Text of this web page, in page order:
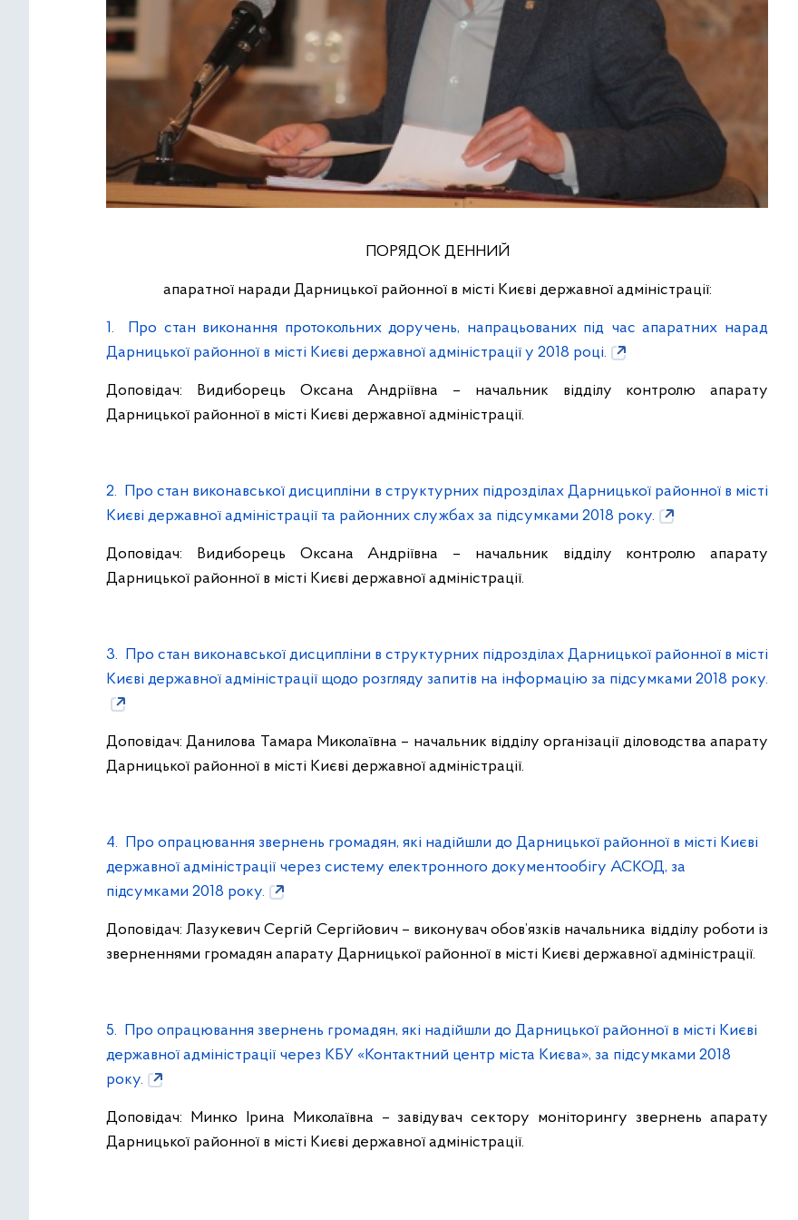
ПОРЯДОК ДЕННИЙ
апаратної наради Дарницької районної в місті Києві державної адміністрації:
1. Про стан виконання протокольних доручень, напрацьованих під час апаратних нарад
Дарницької районної в місті Києві державної адміністрації у 2018 році.
Доповідач: Видиборець Оксана Андріївна – начальник відділу контролю апарату
Дарницької районної в місті Києві державної адміністрації.
2. Про стан виконавської дисципліни в структурних підрозділах Дарницької районної в місті
Києві державної адміністрації та районних службах за підсумками 2018 року.
Доповідач: Видиборець Оксана Андріївна – начальник відділу контролю апарату
Дарницької районної в місті Києві державної адміністрації.
3. Про стан виконавської дисципліни в структурних підрозділах Дарницької районної в місті
Києві державної адміністрації щодо розгляду запитів на інформацію за підсумками 2018 року.
Доповідач: Данилова Тамара Миколаївна – начальник відділу організації діловодства апарату
Дарницької районної в місті Києві державної адміністрації.
4. Про опрацювання звернень громадян, які надійшли до Дарницької районної в місті Києві
державної адміністрації через систему електронного документообігу АСКОД, за
підсумками 2018 року.
Доповідач: Лазукевич Сергій Сергійович – виконувач обов’язків начальника відділу роботи із
зверненнями громадян апарату Дарницької районної в місті Києві державної адміністрації.
5. Про опрацювання звернень громадян, які надійшли до Дарницької районної в місті Києві
державної адміністрації через КБУ «Контактний центр міста Києва», за підсумками 2018
року.
Доповідач: Минко Ірина Миколаївна – завідувач сектору моніторингу звернень апарату
Дарницької районної в місті Києві державної адміністрації.